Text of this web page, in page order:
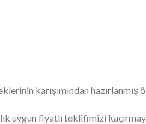
karışımından hazırlanmış
uygun fiyatlı teklifimizi